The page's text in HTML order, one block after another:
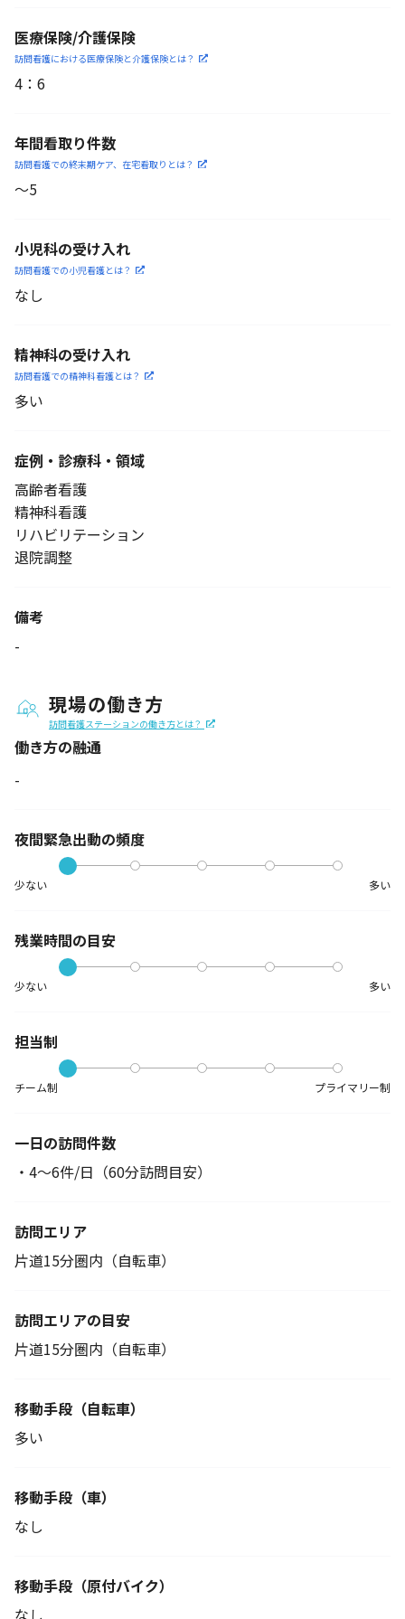
医療保険/介護保険
訪問看護における医療保険と介護保険とは？
4 ： 6
年間看取り件数
訪問看護での終末期ケア、 在宅看取りとは？
〜5
小児科の受け入れ
訪問看護での小児看護とは？
なし
精神科の受け入れ
訪問看護での精神科看護とは？
多い
症例・診療科・ 領域
高齢者看護
精神科看護
リハビリテーション
退院調整
備考
-
現場の働き方
訪問看護ステーションの働き方とは？
働き方の融通
-
夜間緊急出動の頻度
少ない 多い
残業時間の目安
少ない 多い
担当制
チーム制 プライマリー制
一日の訪問件数
・4～6件/日（60分訪問目安）
訪問エリア
片道15分圏内（自転車）
訪問エリアの目安
片道15分圏内（自転車）
移動手段 （自転車）
多い
移動手段（車）
なし
移動手段 （原付バイク）
なし